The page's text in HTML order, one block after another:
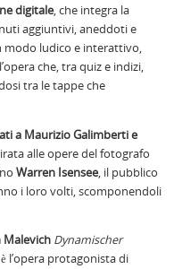
digitale, che integra la
aggiuntivi, aneddoti e
modo ludico e interattivo,
che, tra quiz e indizi,
tra le tappe che
a Maurizio Galimberti e
alle opere del fotografo
Warren Isensee, il pubblico
i loro volti, scomponendoli
Malevich Dynamischer
è l’opera protagonista di